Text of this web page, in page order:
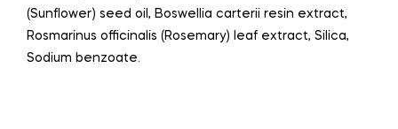
(Sunflower) seed oil, Boswellia carterii resin extract,
Rosmarinus officinalis (Rosemary) leaf extract, Silica,
Sodium benzoate.